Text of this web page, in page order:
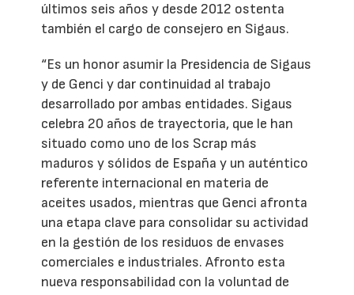
últimos seis años y desde 2012 ostenta
también el cargo de consejero en Sigaus.
“Es un honor asumir la Presidencia de Sigaus
y de Genci y dar continuidad al trabajo
desarrollado por ambas entidades. Sigaus
celebra 20 años de trayectoria, que le han
situado como uno de los Scrap más
maduros y sólidos de España y un auténtico
referente internacional en materia de
aceites usados, mientras que Genci afronta
una etapa clave para consolidar su actividad
en la gestión de los residuos de envases
comerciales e industriales. Afronto esta
nueva responsabilidad con la voluntad de